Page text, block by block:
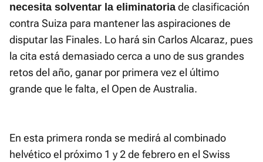
necesita solventar la eliminatoria de clasificación
contra Suiza para mantener las aspiraciones de
disputar las Finales. Lo hará sin Carlos Alcaraz, pues
la cita está demasiado cerca a uno de sus grandes
retos del año, ganar por primera vez el último
grande que le falta, el Open de Australia.
En esta primera ronda se medirá al combinado
helvético el próximo 1 y 2 de febrero en el Swiss